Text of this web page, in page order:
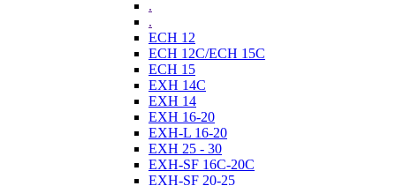
.
.
ECH 12
ECH 12C/ECH 15C
ECH 15
EXH 14C
EXH 14
EXH 16-20
EXH-L 16-20
EXH 25 - 30
EXH-SF 16C-20C
EXH-SF 20-25